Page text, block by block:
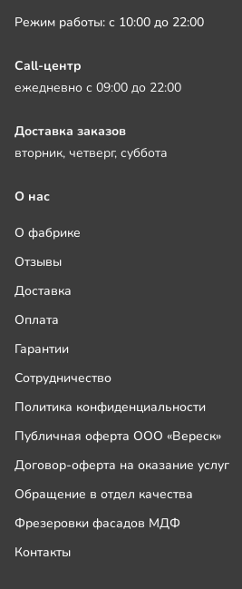
Режим работы: с 10:00 до 22:00
Call-центр
ежедневно с 09:00 до 22:00
Доставка заказов
вторник, четверг, суббота
О нас
О фабрике
Отзывы
Доставка
Оплата
Гарантии
Сотрудничество
Политика конфиденциальности
Публичная оферта ООО «Вереск»
Договор-оферта на оказание услуг
Обращение в отдел качества
Фрезеровки фасадов МДФ
Контакты